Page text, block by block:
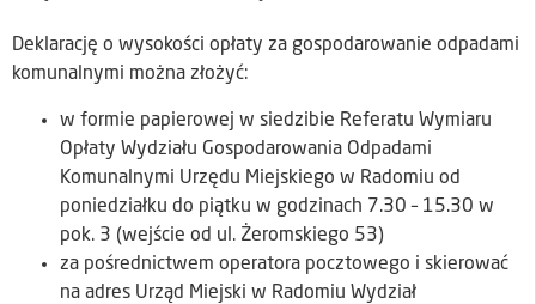
Deklarację o wysokości opłaty za gospodarowanie odpadami
komunalnymi można złożyć:
w formie papierowej w siedzibie Referatu Wymiaru
Opłaty Wydziału Gospodarowania Odpadami
Komunalnymi Urzędu Miejskiego w Radomiu od
poniedziałku do piątku w godzinach 7.30 – 15.30 w
pok. 3 (wejście od ul. Żeromskiego 53)
za pośrednictwem operatora pocztowego i skierować
na adres Urząd Miejski w Radomiu Wydział